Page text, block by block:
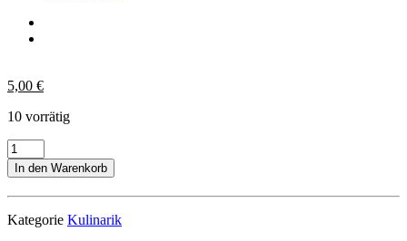
5,00 €
10 vorrätig
Bierglas
König
Ludwig
Helles
0,5l
Menge
In den Warenkorb
Kategorie Kulinarik